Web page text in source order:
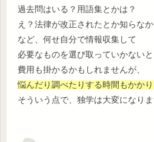
過去問はいる？用語集とかは？
え？法律が改正されたとか知らなか
など、何せ自分で情報収集して
必要なものを選び取っていかないと
費用も掛かるかもしれませんが、
悩んだり調べたりする時間もかか
そういう点で、独学は大変になりま